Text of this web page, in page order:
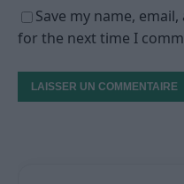
Save my name,
for the next time I